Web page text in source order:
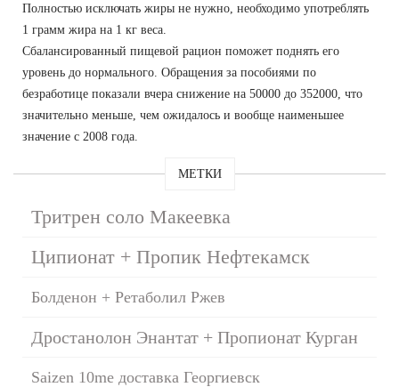
Полностью исключать жиры не нужно, необходимо употреблять
1 грамм жира на 1 кг веса.
Сбалансированный пищевой рацион поможет поднять его
уровень до нормального. Обращения за пособиями по
безработице показали вчера снижение на 50000 до 352000, что
значительно меньше, чем ожидалось и вообще наименьшее
значение с 2008 года.
МЕТКИ
Тритрен соло Макеевка
Ципионат + Пропик Нефтекамск
Болденон + Ретаболил Ржев
Дростанолон Энантат + Пропионат Курган
Saizen 10me доставка Георгиевск